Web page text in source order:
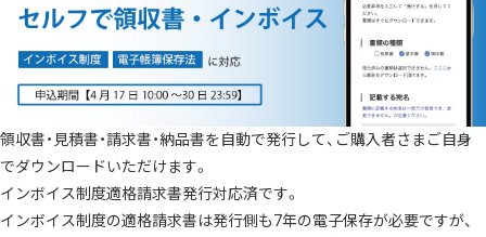
領収書・見積書・請求書・納品書を自動で発行して、ご購入者さまご自身
でダウンロードいただけます。
インボイス制度適格請求書発行対応済です。
インボイス制度の適格請求書は発行側も7年の電子保存が必要ですが、